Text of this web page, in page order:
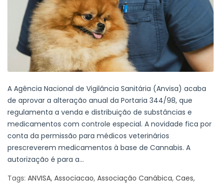
A Agência Nacional de Vigilância Sanitária (Anvisa) acaba
de aprovar a alteração anual da Portaria 344/98, que
regulamenta a venda e distribuição de substâncias e
medicamentos com controle especial. A novidade fica por
conta da permissão para médicos veterinários
prescreverem medicamentos à base de Cannabis. A
autorização é para a...
Tags: ANVISA, Associacao, Associação Canábica, Caes,